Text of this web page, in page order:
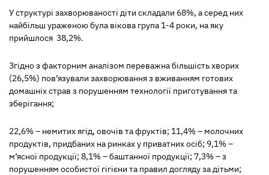
У структурі захворюваності діти складали 68%, а серед них
найбільш ураженою була вікова група 1-4 роки, на яку
прийшлося 38,2%.
Згідно з факторним аналізом переважна більшість хворих
(26,5%) пов’язували захворювання з вживанням готових
домашніх страв з порушенням технології приготування та
зберігання;
22,6% – немитих ягід, овочів та фруктів; 11,4% – молочних
продуктів, придбаних на ринках у приватних осіб; 9,1% –
м’ясної продукції; 8,1% – баштанної продукції; 7,3% – з
порушенням особистої гігієни та правил догляду за дітьми;